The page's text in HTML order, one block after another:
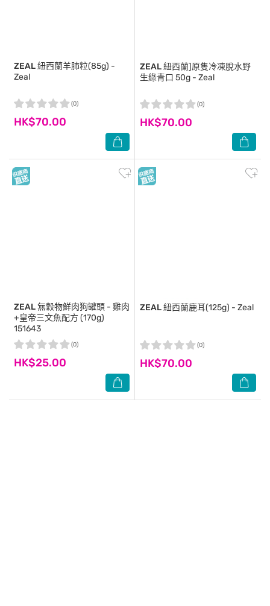
ZEAL紐西蘭羊肺粒(85g) -
Zeal
HK$70.00
(0)
ZEAL紐西蘭]原隻冷凍脫水野
生綠青口 50g - Zeal
HK$70.00
(0)
ZEAL無穀物鮮肉狗罐頭 - 雞肉
+皇帝三文魚配方 (170g)
151643
HK$25.00
(0)
ZEAL紐西蘭鹿耳(125g) - Zeal
HK$70.00
(0)